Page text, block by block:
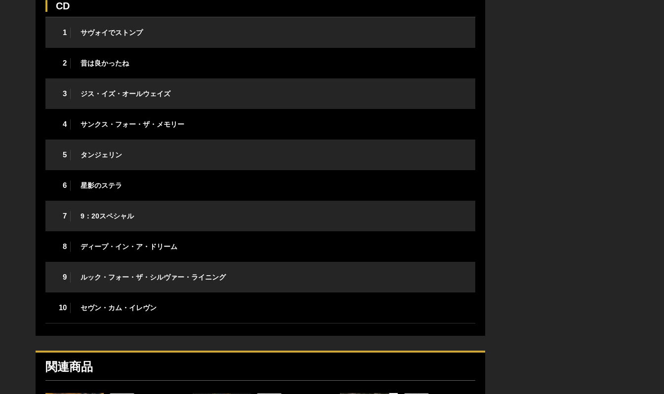
CD
1 サヴォイでストンプ
2 昔は良かったね
3 ジス・イズ・オールウェイズ
4 サンクス・フォー・ザ・メモリー
5 タンジェリン
6 星影のステラ
7 9：20スペシャル
8 ディープ・イン・ア・ドリーム
9 ルック・フォー・ザ・シルヴァー・ライニング
10 セヴン・カム・イレヴン
関連商品